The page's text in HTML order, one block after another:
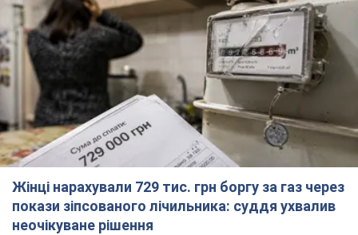
Жінці нарахували 729 тис. грн боргу за газ через
покази зіпсованого лічильника: суддя ухвалив
неочікуване рішення